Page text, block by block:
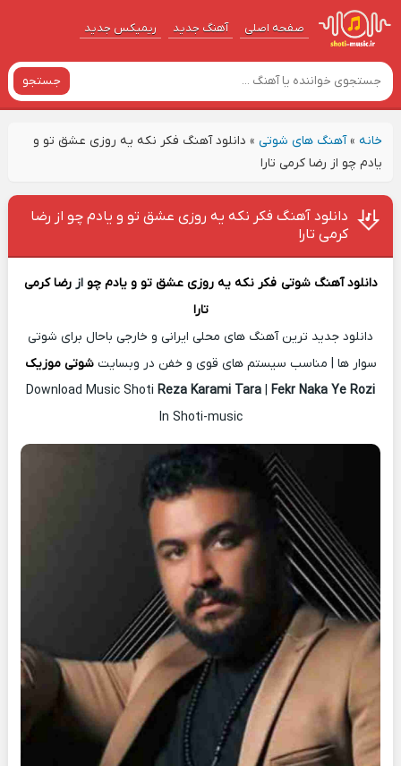
صفحه اصلی آهنگ‌ جدید ریمیکس جدید
جستجو
خانه»آهنگ های شوتی» دانلود آهنگ فکر نکه یه روزی عشق تو و
یادم چو از رضا کرمی تارا
دانلود آهنگ فکر نکه یه روزی عشق تو و یادم چو از رضا
کرمی تارا
دانلود آهنگ شوتی فکر نکه یه روزی عشق تو و یادم چو ازرضا کرمی
تارا
دانلود جدید ترین آهنگ های محلی ایرانی و خارجی باحال برای شوتی
سوار ها | مناسب سیستم های قوی و خفن در وبسایتشوتی موزیک
Download Music Shoti Reza Karami Tara Fekr Naka Ye Rozi
In Shoti-music